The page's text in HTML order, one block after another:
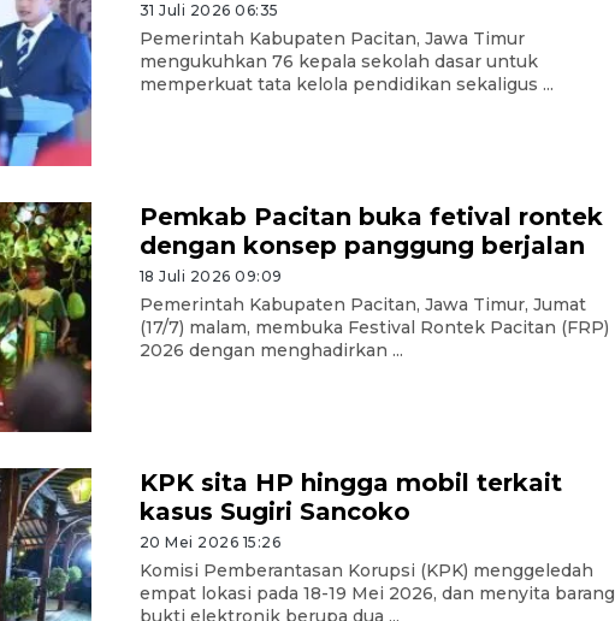
31 Juli 2026 06:35
Pemerintah Kabupaten Pacitan, Jawa Timur
mengukuhkan 76 kepala sekolah dasar untuk
memperkuat tata kelola pendidikan sekaligus ...
Pemkab Pacitan buka fetival rontek
dengan konsep panggung berjalan
18 Juli 2026 09:09
Pemerintah Kabupaten Pacitan, Jawa Timur, Jumat
(17/7) malam, membuka Festival Rontek Pacitan (FRP)
2026 dengan menghadirkan ...
KPK sita HP hingga mobil terkait
kasus Sugiri Sancoko
20 Mei 2026 15:26
Komisi Pemberantasan Korupsi (KPK) menggeledah
empat lokasi pada 18-19 Mei 2026, dan menyita barang
bukti elektronik berupa dua ...